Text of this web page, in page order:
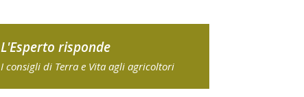
L'Esperto risponde
I consigli di Terra e Vita agli agricoltori